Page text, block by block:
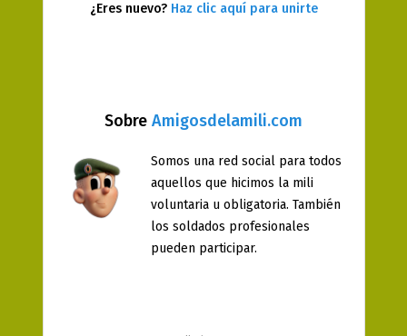
Sobre Amigosdelamili.com
Somos una red social para todos
aquellos que hicimos la mili
voluntaria u obligatoria. También
los soldados profesionales
pueden participar.
¿Eres nuevo? Haz clic aquí para unirte